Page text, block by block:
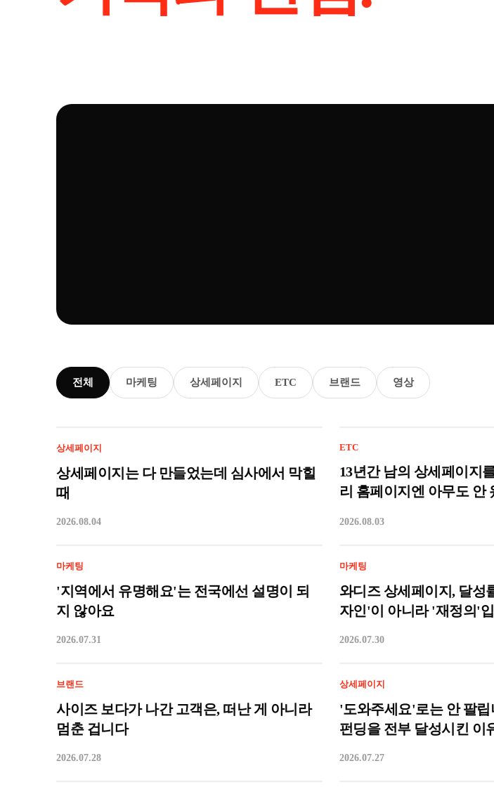
전체 마케팅 상세페이지 ETC 브랜드 영상
상세페이지
상세페이지는 다 만들었는데 심사에서 막힐
때
2026.08.04
ETC
13년간 남의 상세페이지
리 홈페이지엔 아무도 안
2026.08.03
마케팅
'지역에서 유명해요'는 전국에선 설명이 되
지 않아요
2026.07.31
마케팅
와디즈 상세페이지, 달성
자인'이 아니라 '재정의'
2026.07.30
브랜드
사이즈 보다가 나간 고객은, 떠난 게 아니라
멈춘 겁니다
2026.07.28
상세페이지
'도와주세요'로는 안 팔
펀딩을 전부 달성시킨 이
2026.07.27